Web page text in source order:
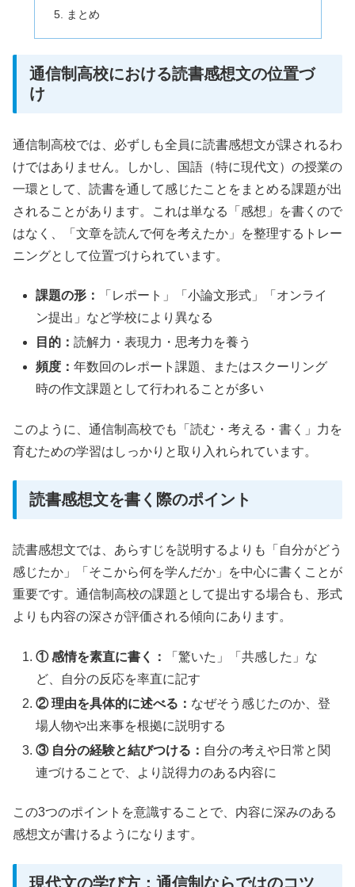
まとめ
通信制高校における読書感想文の位置づ
け
通信制高校では、必ずしも全員に読書感想文が課されるわ
けではありません。しかし、国語（特に現代文）の授業の
一環として、読書を通して感じたことをまとめる課題が出
されることがあります。これは単なる「感想」を書くので
はなく、「文章を読んで何を考えたか」を整理するトレー
ニングとして位置づけられています。
課題の形：
「レポート」「小論文形式」「オンライ
ン提出」など学校により異なる
目的：読解力・表現力・思考力を養う
頻度：年数回のレポート課題、またはスクーリング
時の作文課題として行われることが多い
このように、通信制高校でも「読む・考える・書く」力を
育むための学習はしっかりと取り入れられています。
読書感想文を書く際のポイント
読書感想文では、あらすじを説明するよりも「自分がどう
感じたか」「そこから何を学んだか」を中心に書くことが
重要です。通信制高校の課題として提出する場合も、形式
よりも内容の深さが評価される傾向にあります。
① 感情を素直に書く：
「驚いた」「共感した」な
ど、自分の反応を率直に記す
② 理由を具体的に述べる： なぜそう感じたのか、登
場人物や出来事を根拠に説明する
③ 自分の経験と結びつける： 自分の考えや日常と関
連づけることで、より説得力のある内容に
この3つのポイントを意識することで、内容に深みのある
感想文が書けるようになります。
現代文の学び方：通信制ならではのコツ